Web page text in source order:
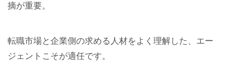
摘が重要。
転職市場と企業側の求める人材をよく理解した、エー
ジェントこそが適任です。